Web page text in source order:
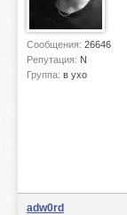
Сообщения: 26646
Репутация: N
Группа: в ухо
adw0rd